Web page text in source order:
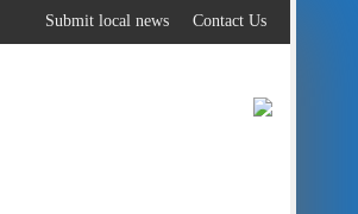
to
content
Contact Us
Submit local news